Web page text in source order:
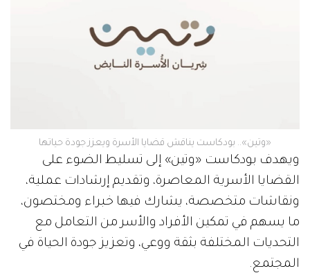
«وتين».. بودكاست يناقش قضايا الأسرة ويعزز جودة حياتها
ويهدف بودكاست «وتين» إلى تسليط الضوء على
القضايا الأسرية المعاصرة، وتقديم إرشادات عملية،
ونقاشات متخصصة، يشارك فيها خبراء ومختصون،
ما يسهم في تمكين الأفراد والأسر من التعامل مع
التحديات المختلفة بثقة ووعي، وتعزيز جودة الحياة في
المجتمع.